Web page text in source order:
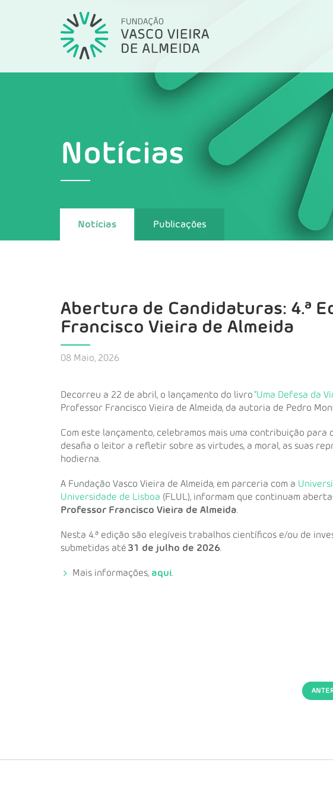
Notícias
Notícias Publicações
Abertura de Candidaturas: 4.ª
Francisco Vieira de Almeida
08 Maio, 2026
Decorreu a 22 de abril, o lançamento do livro“Uma Defesa da
Professor Francisco Vieira de Almeida, da autoria de Pedro
Com este lançamento, celebramos mais uma contribuição para
desafia o leitor a refletir sobre as virtudes, a moral, as suas
hodierna.
A Fundação Vasco Vieira de Almeida, em parceria com a
Universidade de Lisboa (FLUL), informam que continuam
Professor Francisco Vieira de Almeida
Nesta 4.ª edição são elegíveis trabalhos científicos e/ou de
submetidas até 31 de julho de 2026
Mais informações, aqui